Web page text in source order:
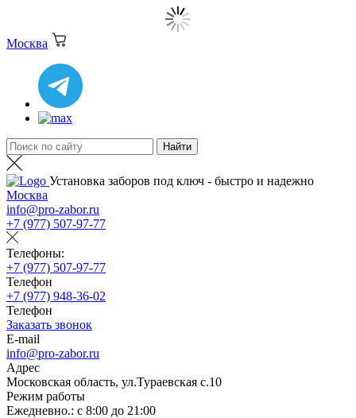
Москва
Установка заборов под ключ - быстро и надежно
Москва
info@pro-zabor.ru
+7 (977) 507-97-77
Телефоны:
+7 (977) 507-97-77
Телефон
+7 (977) 948-36-02
Телефон
Заказать звонок
E-mail
info@pro-zabor.ru
Адрес
Московская область, ул.Тураевская с.10
Режим работы
Ежедневно.: с 8:00 до 21:00